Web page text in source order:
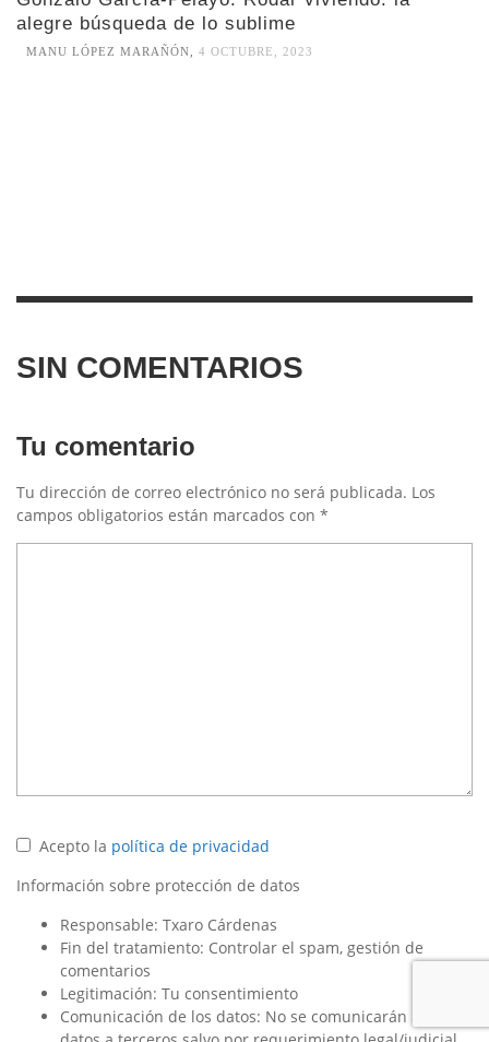
alegre búsqueda de lo sublime
MANU LÓPEZ MARAÑÓN, 4 OCTUBRE, 2023
SIN COMENTARIOS
Tu comentario
Tu dirección de correo electrónico no será publicada. Los
campos obligatorios están marcados con *
Acepto la política de privacidad
Información sobre protección de datos
Responsable: Txaro Cárdenas
Fin del tratamiento: Controlar el spam, gestión de
comentarios
Legitimación: Tu consentimiento
Comunicación de los datos: No se comunicarán los